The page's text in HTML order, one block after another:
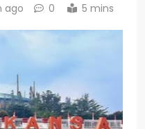
ago 0 5 mins